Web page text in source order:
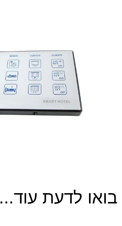
בואו לדעת עוד...